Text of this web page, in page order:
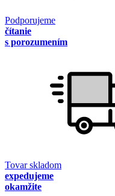
Podporujeme
čítanie
s porozumením
Tovar skladom
expedujeme
okamžite